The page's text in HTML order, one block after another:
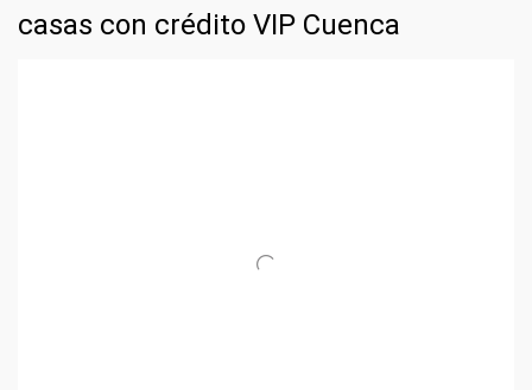
casas con crédito VIP Cuenca